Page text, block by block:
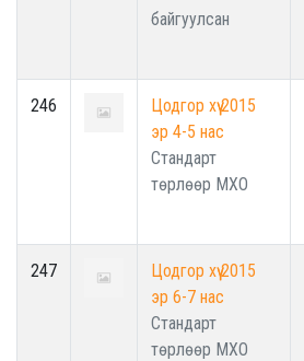
байгуулсан
246
Цодгор хүү 2015
эр 4-5 нас
Стандарт
төрлөөр МХО
247
Цодгор хүү 2015
эр 6-7 нас
Стандарт
төрлөөр МХО